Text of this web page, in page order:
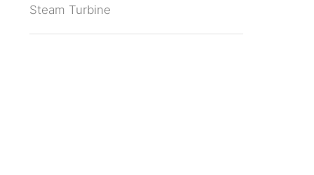
Steam Turbine